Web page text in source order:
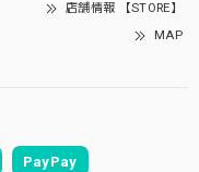
店舗情報 【STORE】
MAP
PayPay